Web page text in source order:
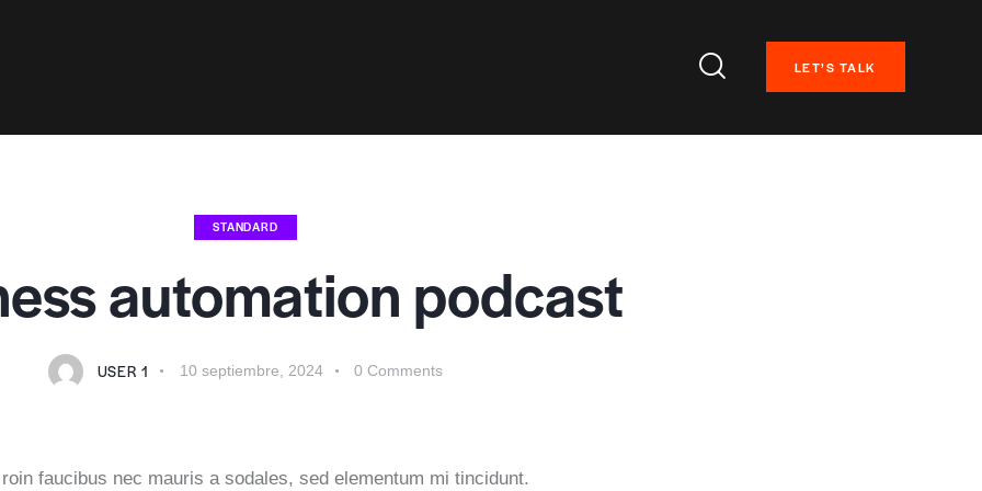
LET’S TALK
STANDARD
automation podcast
USER 1 10 septiembre, 2024 0 Comments
roin faucibus nec mauris a sodales, sed elementum mi tincidunt.